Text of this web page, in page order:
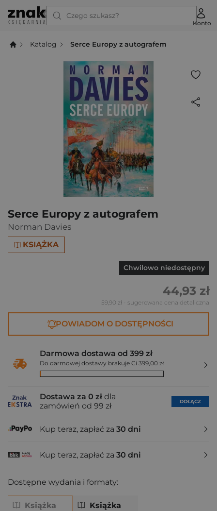
Czego szukasz?
Konto
Katalog Serce Europy z autografem
Serce Europy z autografem
Norman Davies
KSIĄŻKA
Chwilowo niedostępny
44,93 zł
59,90 zł - sugerowana cena detaliczna
POWIADOM O DOSTĘPNOŚCI
Darmowa dostawa od 399 zł
Do darmowej dostawy brakuje Ci 399,00 zł
Dostawa za 0 zł dla
zamówień od 99 zł
DOŁĄCZ
Kup teraz, zapłać za 30 dni
Kup teraz, zapłać za 30 dni
Dostępne wydania i formaty:
Książka Książka